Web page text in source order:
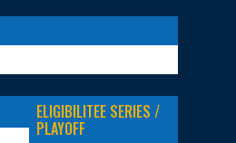
ELIGIBILITEE SERIES /
PLAYOFF